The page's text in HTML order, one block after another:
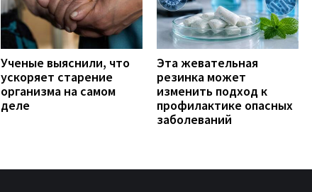
Ученые выяснили, что
ускоряет старение
организма на самом
деле
Эта жевательная
резинка может
изменить подход к
профилактике опасных
заболеваний